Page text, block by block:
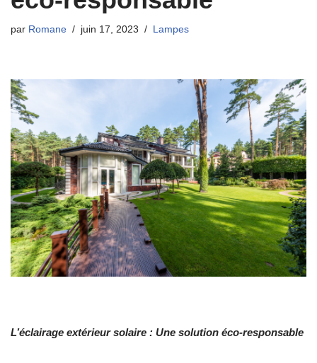
par Romane juin 17, 2023 Lampes
L’éclairage extérieur solaire : Une solution éco-responsable